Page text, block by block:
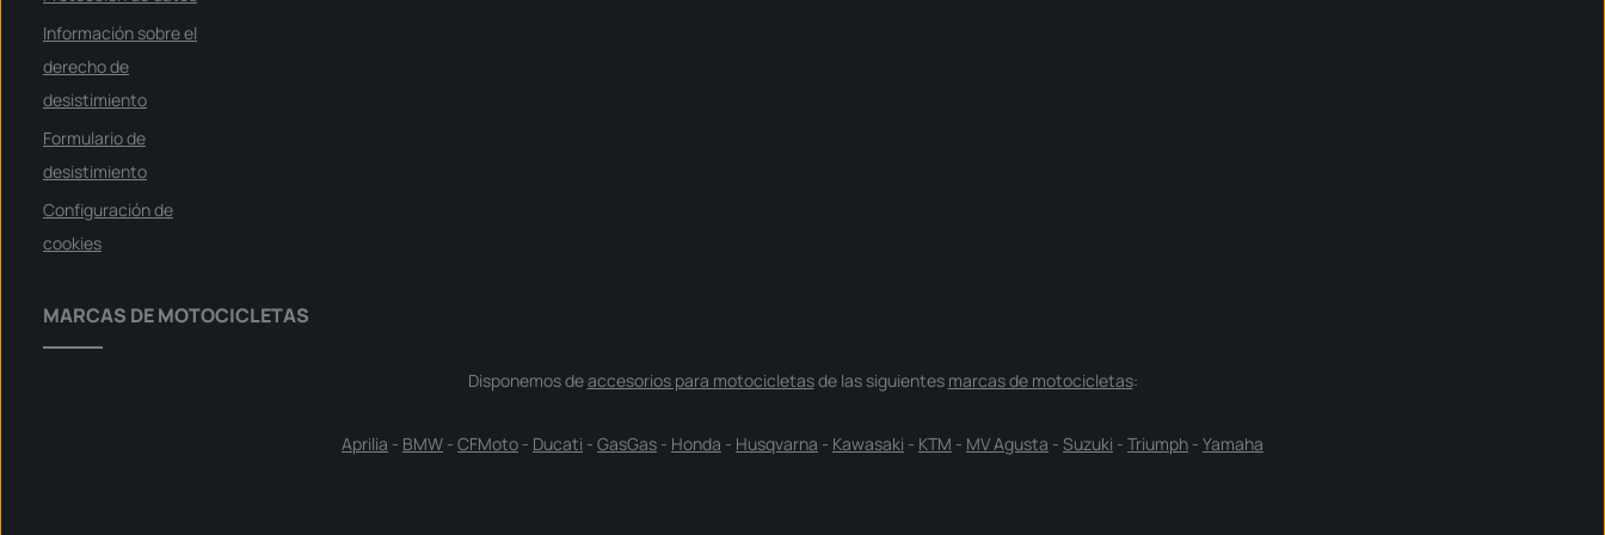
g
b
r
Información sobre el
derecho de
desistimiento
Formulario de
desistimiento
Configuración de
cookies
MARCAS DE MOTOCICLETAS
Disponemos deaccesorios para motocicletasde las siguientes marcas de motocicletas:
Aprilia - BMW - CFMoto - Ducati - GasGas - Honda - Husqvarna - Kawasaki - KTM - MV Agusta - Suzuki - Triumph - Yamaha